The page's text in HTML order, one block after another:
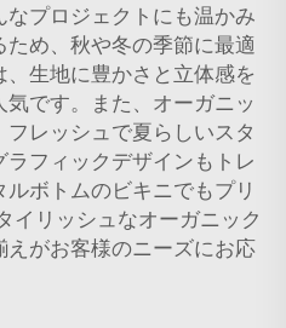
プロジェクトにも温かみ
め、秋や冬の季節に最適
生地に豊かさと立体感を
です。また、オーガニッ
レッシュで夏らしいスタ
フィックデザインもトレ
ボトムのビキニでもプリ
イリッシュなオーガニック
がお客様のニーズにお応